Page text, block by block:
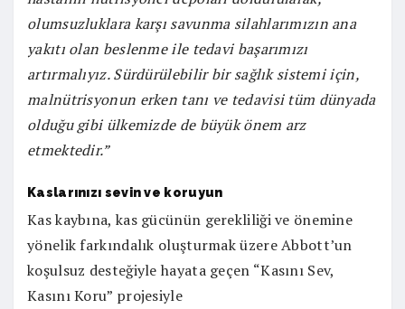
olumsuzluklara karşı savunma silahlarımızın ana
yakıtı olan beslenme ile tedavi başarımızı
artırmalıyız. Sürdürülebilir bir sağlık sistemi için,
malnütrisyonun erken tanı ve tedavisi tüm dünyada
olduğu gibi ülkemizde de büyük önem arz
etmektedir.”
Kaslarınızı sevin ve koruyun
Kas kaybına, kas gücünün gerekliliği ve önemine
yönelik farkındalık oluşturmak üzere Abbott’un
koşulsuz desteğiyle hayata geçen “Kasını Sev,
Kasını Koru” projesiyle